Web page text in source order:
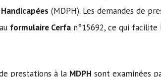
(MDPH). Les demandes de
formulaire Cerfa n°15692, ce qui facilite
prestations à la MDPH sont examinées